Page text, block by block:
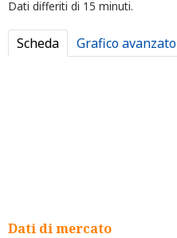
Dati differiti di 15 minuti.
Scheda Grafico avanzato
Dati di mercato